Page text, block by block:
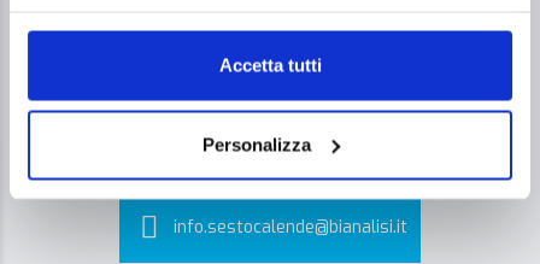
Accetta tutti
Personalizza
+39.0331.958.095
info.sestocalende@bianalisi.it